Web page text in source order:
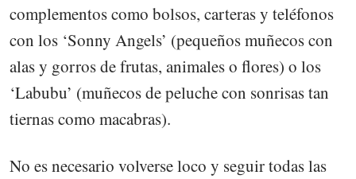
complementos como bolsos, carteras y teléfonos
con los ‘Sonny Angels’ (pequeños muñecos con
alas y gorros de frutas, animales o flores) o los
‘Labubu’ (muñecos de peluche con sonrisas tan
tiernas como macabras).
No es necesario volverse loco y seguir todas las